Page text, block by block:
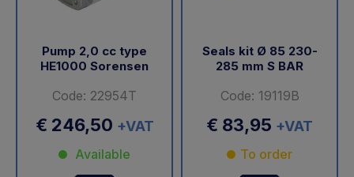
Pump 2,0 cc type
HE1000 Sorensen
Code: 22954T
€ 246,50 +VAT
Available
Seals kit Ø 85 230-
285 mm S BAR
Code: 19119B
€ 83,95 +VAT
To order